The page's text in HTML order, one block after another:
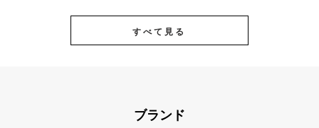
すべて見る
ブランド